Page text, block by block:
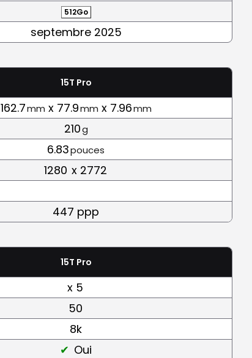
512Go
septembre 2025
15T Pro
162.7mm x 77.9mm x 7.96mm
210g
6.83pouces
1280 x 2772
447 ppp
15T Pro
x 5
50
8k
Oui